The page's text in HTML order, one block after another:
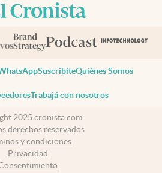
SuscribiteQuiénes Somos
Trabajá con nosotros
2025 cronista.com
derechos reservados
y condiciones
Privacidad